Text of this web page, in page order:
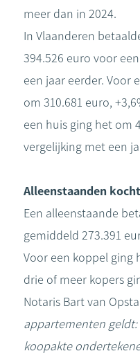
meer dan in 2024.
In Vlaanderen
394.526 euro voor een
een jaar eerder. Voor
om 310.681 euro,
een huis ging het om
vergelijking met een
Alleenstaanden
Een alleenstaande
gemiddeld 273.391
Voor een koppel ging
drie of meer kopers
Notaris Bart van
appartementen
koopakte